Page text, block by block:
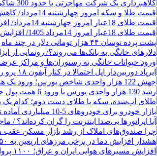
کلاهبرداری یک شرکت مهاجرتی با حدود 300 شاکی
قیمت طلا و سکه امروز چهارشنبه 14مرداد/ کاهش همه قیمت ها + جدول و جزئیات
قیمت طلای 18عیار امروز چهارشنبه 14مرداد/ افزایش قیمت + جدول
قیمت طلای 18عیار امروز 14مرداد 1405/ افزایش قیمت + جدول و جزئیات
پشت پرده نوسان ۴۴ هزار تومانی دلار در چند ماه
دلارهای خانگی به بانک‌ها می‌روند؟/ رونمایی از
ورود حیوانات خانگی به رستوران‌ها و مراکز
ایرپاد دوربین‌دار اپل احتمالا در کنار آیفون ۱۸ پرو رونمایی می‌شود
جهش 122 هزار واحدی شاخص بورس؛ ورود یک همت پول حقیقی در آغاز معاملات
رشد 130 هزار واحدی بورس با ورود 6 همت پول حقیقی/ صف خرید 700 نماد
طلای آب‌شده، سکه یا طلای دست دوم؛ کدام
بازار خودرو برای خودروهای 5-10 میلیاردی آماده نیست!
آیا اپراتورها بی‌صدا اینترنت را گران کرده‌اند؟ / ماجرای
چرا صندوق‌های املاک از رشد بازار مسکن عقب
هشدار افزایش دما در برخی مرزهای اربعین به ۵۰ درجه
افزایش مسیرهای هوایی ایران و عراق؛ ۱۱۰۰ پرواز اربعین انجام شد